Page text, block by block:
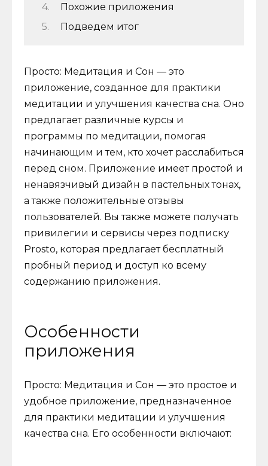
Похожие приложения
Подведем итог
Просто: Медитация и Сон — это
приложение, созданное для практики
медитации и улучшения качества сна. Оно
предлагает различные курсы и
программы по медитации, помогая
начинающим и тем, кто хочет расслабиться
перед сном. Приложение имеет простой и
ненавязчивый дизайн в пастельных тонах,
а также положительные отзывы
пользователей. Вы также можете получать
привилегии и сервисы через подписку
Prosto, которая предлагает бесплатный
пробный период и доступ ко всему
содержанию приложения.
Особенности
приложения
Просто: Медитация и Сон — это простое и
удобное приложение, предназначенное
для практики медитации и улучшения
качества сна. Его особенности включают: